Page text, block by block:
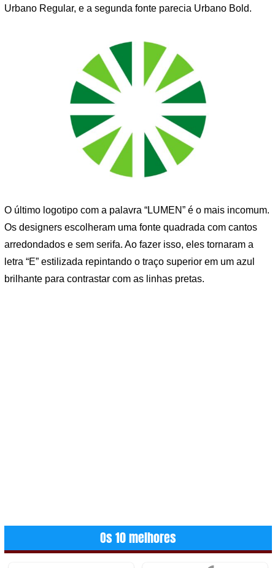
Urbano Regular, e a segunda fonte parecia Urbano Bold.
O último logotipo com a palavra “LUMEN” é o mais incomum.
Os designers escolheram uma fonte quadrada com cantos
arredondados e sem serifa. Ao fazer isso, eles tornaram a
letra “E” estilizada repintando o traço superior em um azul
brilhante para contrastar com as linhas pretas.
Os 10 melhores